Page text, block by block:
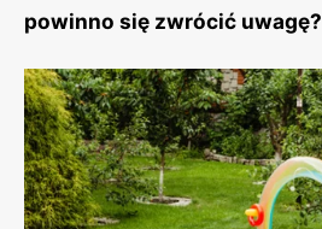
powinno się zwrócić uwagę?